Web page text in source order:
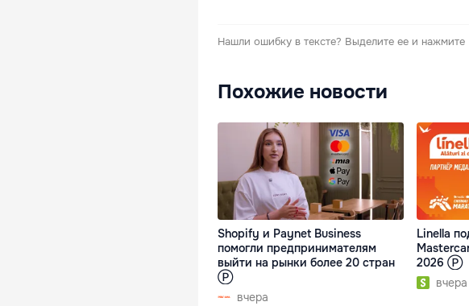
Нашли ошибку в тексте? Выделите ее и нажмите
Похожие новости
Shopify и Paynet Business
помогли предпринимателям
выйти на рынки более 20 стран
Ⓟ
вчера
Linella
2026 Ⓟ
вчера